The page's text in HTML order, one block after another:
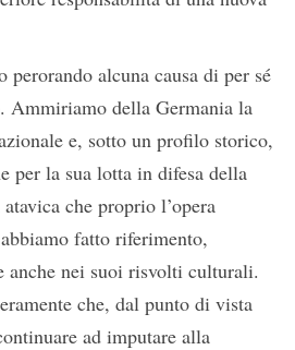
alcuna causa di per sé
Ammiriamo della Germania la
e, sotto un profilo storico,
per la sua lotta in difesa della
che proprio l’opera
fatto riferimento,
anche nei suoi risvolti culturali.
che, dal punto di vista
ad imputare alla